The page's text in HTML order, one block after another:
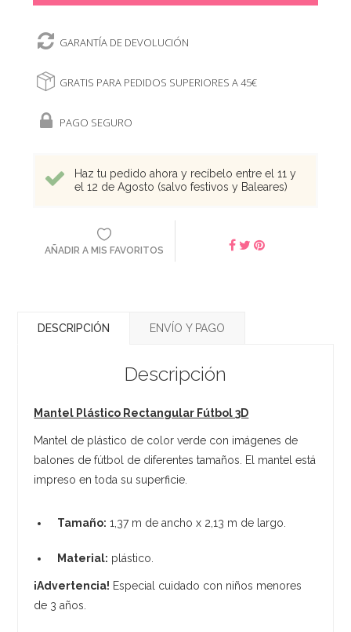
GARANTÍA DE DEVOLUCIÓN
GRATIS PARA PEDIDOS SUPERIORES A 45€
PAGO SEGURO
Haz tu pedido ahora y recíbelo entre el 11 y
el 12 de Agosto (salvo festivos y Baleares)
AÑADIR A MIS FAVORITOS
DESCRIPCIÓN ENVÍO Y PAGO
Descripción
Mantel Plástico Rectangular Fútbol 3D
Mantel de plástico de color verde con imágenes de
balones de fútbol de diferentes tamaños. El mantel está
impreso en toda su superficie.
Tamaño: 1,37 m de ancho x 2,13 m de largo.
Material: plástico.
¡Advertencia! Especial cuidado con niños menores
de 3 años.